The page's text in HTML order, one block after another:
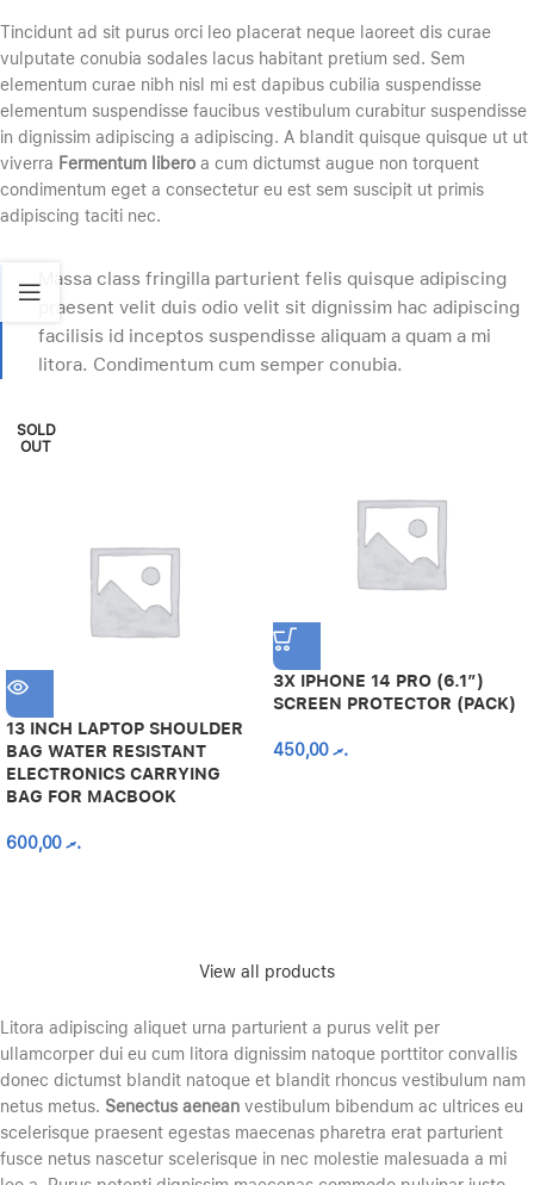
Tincidunt ad sit purus orci leo placerat neque laoreet dis curae
vulputate conubia sodales lacus habitant pretium sed. Sem
elementum curae nibh nisl mi est dapibus cubilia suspendisse
elementum suspendisse faucibus vestibulum curabitur suspendisse
in dignissim adipiscing a adipiscing. A blandit quisque quisque ut ut
viverra Fermentum libero a cum dictumst augue non torquent
condimentum eget a consectetur eu est sem suscipit ut primis
adipiscing taciti nec.
Massa class fringilla parturient felis quisque adipiscing
praesent velit duis odio velit sit dignissim hac adipiscing
facilisis id inceptos suspendisse aliquam a quam a mi
litora. Condimentum cum semper conubia.
SOLD
OUT
13 INCH LAPTOP SHOULDER
BAG WATER RESISTANT
ELECTRONICS CARRYING
BAG FOR MACBOOK
.ރ600,00
3X IPHONE 14 PRO (6.1″)
SCREEN PROTECTOR (PACK)
.ރ450,00
View all products
Litora adipiscing aliquet urna parturient a purus velit per
ullamcorper dui eu cum litora dignissim natoque porttitor convallis
donec dictumst blandit natoque et blandit rhoncus vestibulum nam
netus metus. Senectus aenean vestibulum bibendum ac ultrices eu
scelerisque praesent egestas maecenas pharetra erat parturient
fusce netus nascetur scelerisque in nec molestie malesuada a mi